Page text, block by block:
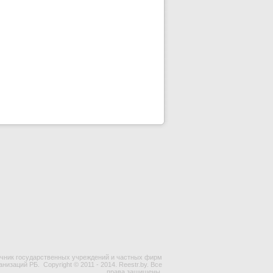
государственных учреждений и частных фирм
РБ.
Copyright © 2011 - 2014. Reestr.by. Все